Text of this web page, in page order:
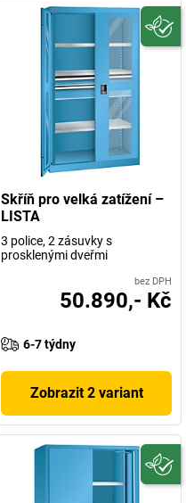
Skříň pro velká zatížení –
LISTA
3 police, 2 zásuvky s
prosklenými dveřmi
bez DPH
50.890,- Kč
6-7 týdny
Zobrazit 2 variant